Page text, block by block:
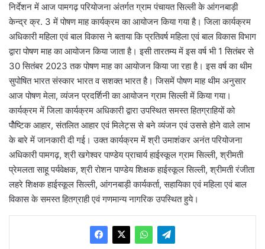
निर्देशन में आज पामगढ़ परियोजना अंतर्गत ग्राम पंचायत सिल्ली के आंगनबाड़ी
केन्द्र क्र. 3 में पोषण माह कार्यक्रम का आयोजन किया गया है। जिला कार्यक्रम
अधिकारी महिला एवं बाल विकास ने बताया कि प्रतिवर्ष महिला एवं बाल विकास विभाग
द्वारा पोषण माह का आयोजन किया जाता है। इसी तारतम्य में इस वर्ष भी 1 सितंबर से
30 सितंबर 2023 तक पोषण माह का आयोजन किया जा रहा है। इस वर्ष का थीम
सुपोषित भारत संस्कार भारत व सशक्त भारत है। जिसमें पोषण माह थीम अनुसार
आज पोषण मेला, व्यंजन प्रदर्शिनी का आयोजन ग्राम सिल्ली में किया गया।
कार्यक्रम में जिला कार्यक्रम अधिकारी द्वारा उपस्थित समस्त हितग्राहियों को
पोैष्टिक आहार, संतलित आहार एवं मिलेट्स से बने व्यंजन एवं उससे होने वाले लाभ
के बारे में जानकारी दी गई। उक्त कार्यक्रम में श्री उमाशंकर अनंत परियोजना
अधिकारी पामगढ़, श्री खगेश्वर पाण्डेय प्राचार्य हाईस्कूल ग्राम सिल्ली, श्रीमती
प्रेमलता साहू पर्यवेक्षक, श्री रोशन पाण्डेय शिक्षक हाईस्कूल सिल्ली, श्रीमती रंजीता
लहरे शिक्षक हाईस्कूल सिल्ली, आंगनबाड़ी कार्यकर्ता, सहायिका एवं महिला एवं बाल
विकास के समस्त हितग्राही एवं गणमान्य नागरिक उपस्थित हुये।